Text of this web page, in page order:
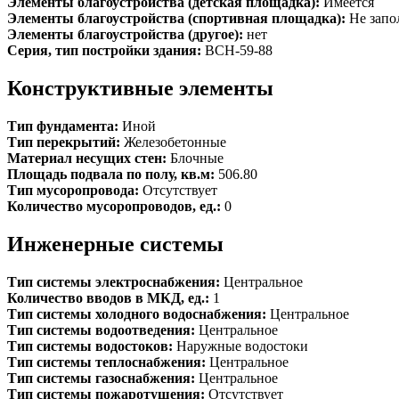
Элементы благоустройства (спортивная площадка): Не
Элементы благоустройства (другое): нет
Серия, тип постройки здания: ВСН-59-88
Конструктивные элементы
Тип фундамента: Иной
Тип перекрытий: Железобетонные
Материал несущих стен: Блочные
Площадь подвала по полу, кв.м: 506.80
Тип мусоропровода: Отсутствует
Количество мусоропроводов, ед.: 0
Инженерные системы
Тип системы электроснабжения: Центральное
Количество вводов в МКД, ед.: 1
Тип системы холодного водоснабжения: Центральное
Тип системы водоотведения: Центральное
Тип системы водостоков: Наружные водостоки
Тип системы теплоснабжения: Центральное
Тип системы газоснабжения: Центральное
Тип системы пожаротушения: Отсутствует